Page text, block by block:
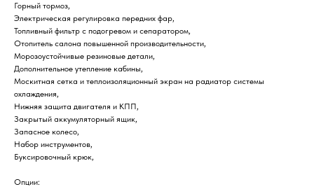
Горный тормоз,
Электрическая регулировка передних фар,
Топливный фильтр с подогревом и сепаратором,
Отопитель салона повышенной производительности,
Морозоустойчивые резиновые детали,
Дополнительное утепление кабины,
Москитная сетка и теплоизоляционный экран на радиатор системы
охлаждения,
Нижняя защита двигателя и КПП,
Закрытый аккумуляторный ящик,
Запасное колесо,
Набор инструментов,
Буксировочный крюк,
Опции: